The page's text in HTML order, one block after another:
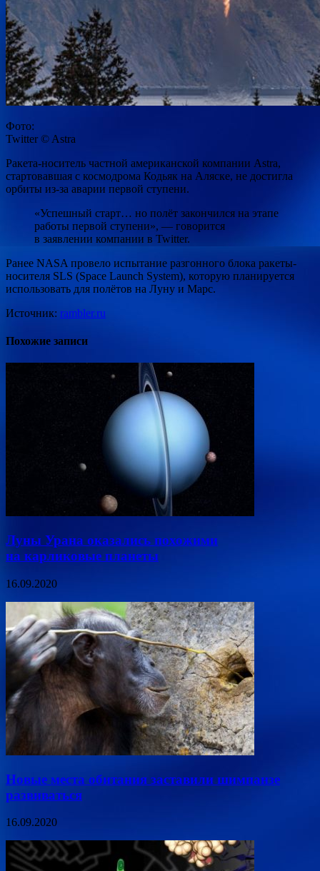
Фото:
Twitter © Astra
Ракета-носитель частной американской компании Astra,
стартовавшая с космодрома Кодьяк на Аляске, не достигла
орбиты из-за аварии первой ступени.
«Успешный старт… но полёт закончился на этапе
работы первой ступени», — говорится
в заявлении компании в Twitter.
Ранее NASA провело испытание разгонного блока ракеты-
носителя SLS (Space Launch System), которую планируется
использовать для полётов на Луну и Марс.
Источник: rambler.ru
Похожие записи
Луны Урана оказались похожими
на карликовые планеты
16.09.2020
Новые места обитания заставили шимпанзе
развиваться
16.09.2020